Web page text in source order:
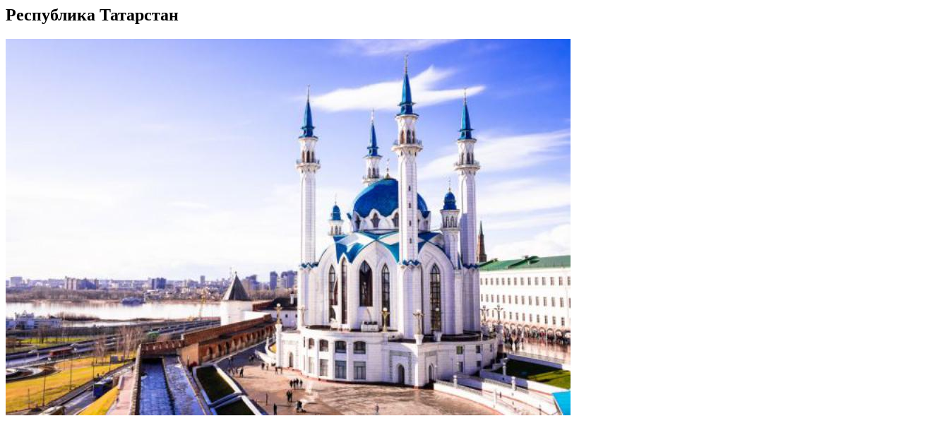
Республика Татарстан